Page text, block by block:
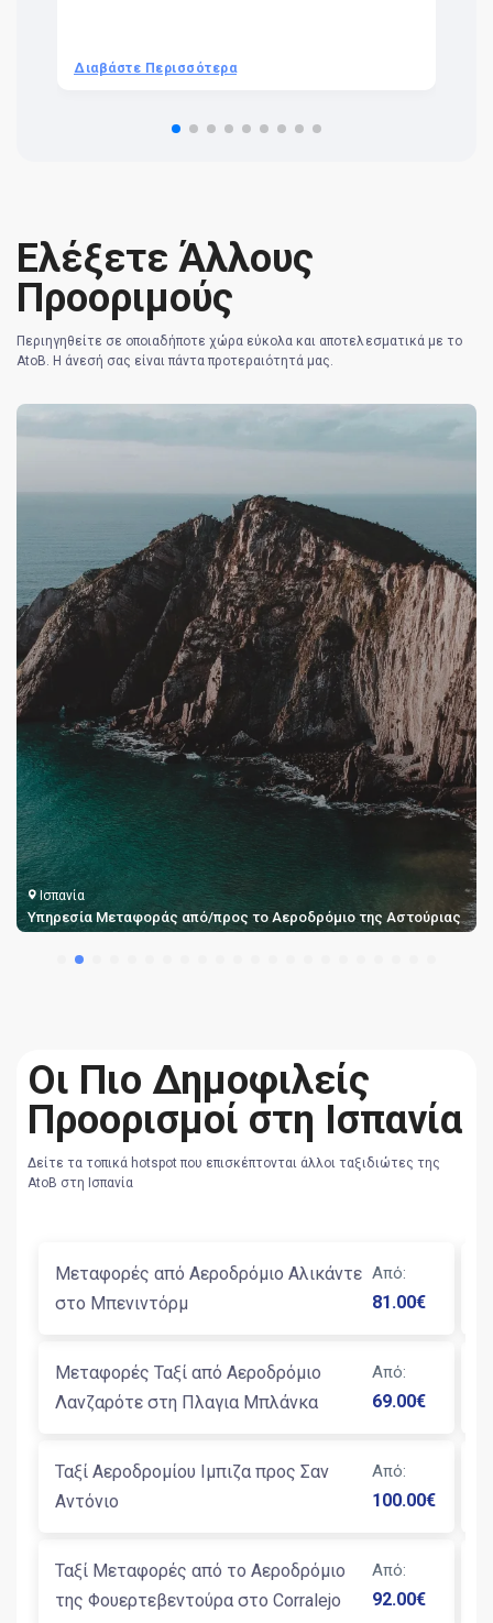
Διαβάστε Περισσότερα
Ελέξετε Άλλους
Προοριμούς
Περιηγηθείτε σε οποιαδήποτε χώρα εύκολα και αποτελεσματικά με το
AtoB. Η άνεσή σας είναι πάντα προτεραιότητά μας.
Ισπανία
Μεταφορές από το Αεροδρόμιο της Βόρειας Τενερίφης
Οι Πιο Δημοφιλείς
Προορισμοί στη Ισπανία
Δείτε τα τοπικά hotspot που επισκέπτονται άλλοι ταξιδιώτες της
AtoB στη Ισπανία
Μεταφορές από Αεροδρόμιο Αλικάντε
στο Μπενιντόρμ
Από:
81.00€
Μεταφορές Ταξί από Αεροδρόμιο
Λανζαρότε στη Πλαγια Μπλάνκα
Από:
69.00€
Ταξί Αεροδρομίου Ιμπιζα προς Σαν
Αντόνιο
Από:
100.00€
Ταξί Μεταφορές από το Αεροδρόμιο
της Φουερτεβεντούρα στο Corralejo
Από:
92.00€